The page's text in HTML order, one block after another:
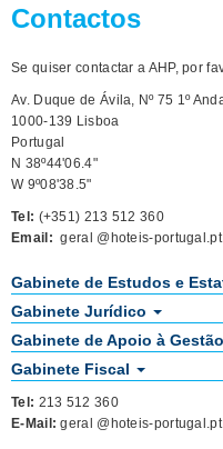
Contactos
Se quiser contactar a AHP, por
Av. Duque de Ávila, Nº 75 1º
1000-139 Lisboa
Portugal
N 38º44'06.4"
W 9º08'38.5"
Tel: (+351) 213 512 360
Email: geral @hoteis-portugal.pt
Gabinete de Estudos e
Gabinete Jurídico
Gabinete de Apoio à
Gabinete Fiscal
Tel: 213 512 360
E-Mail:geral @hoteis-portugal.pt